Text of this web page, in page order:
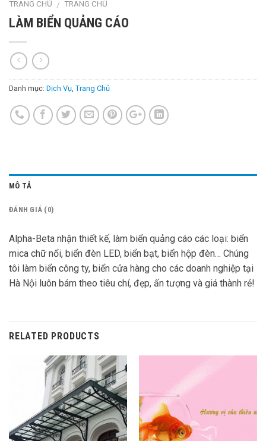
TRANG CHỦ / TRANG CHỦ
LÀM BIỂN QUẢNG CÁO
Danh mục: Dịch Vụ Trang Chủ
MÔ TẢ
ĐÁNH GIÁ (0)
Alpha-Beta nhận thiết kế, làm biển quảng cáo các loại: biển
mica chữ nổi, biển đèn LED, biển bạt, biển hộp đèn… Chúng
tôi làm biển công ty, biển cửa hàng cho các doanh nghiệp tại
Hà Nội luôn bám theo tiêu chí, đẹp, ấn tượng và giá thành rẻ!
RELATED PRODUCTS